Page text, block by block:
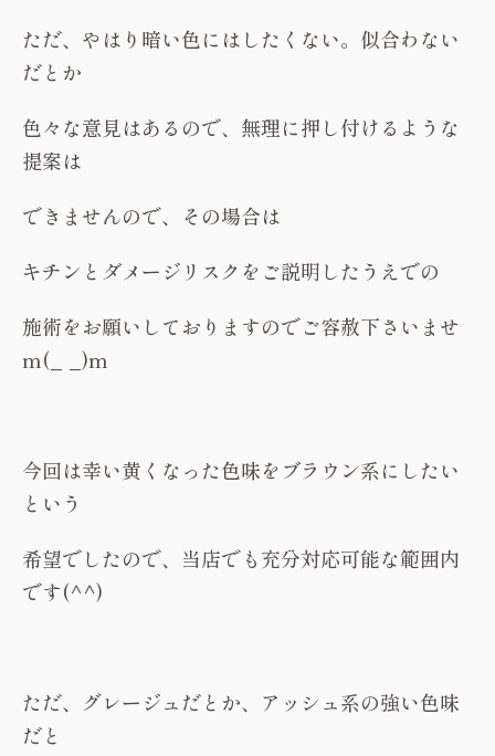
ただ、やはり暗い色にはしたくない。似合わない
だとか
色々な意見はあるので、無理に押し付けるような
提案は
できませんので、その場合は
キチンとダメージリスクをご説明したうえでの
施術をお願いしておりますのでご容赦下さいませ
m(_ _)m
今回は幸い黄くなった色味をブラウン系にしたい
という
希望でしたので、当店でも充分対応可能な範囲内
です(^^)
ただ、グレージュだとか、アッシュ系の強い色味
だと